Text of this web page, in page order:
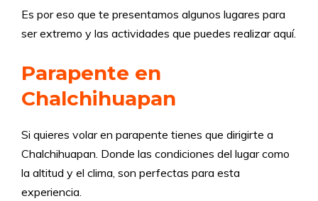
Es por eso que te presentamos algunos lugares para
ser extremo y las actividades que puedes realizar aquí.
Parapente en
Chalchihuapan
Si quieres volar en parapente tienes que dirigirte a
Chalchihuapan. Donde las condiciones del lugar como
la altitud y el clima, son perfectas para esta
experiencia.